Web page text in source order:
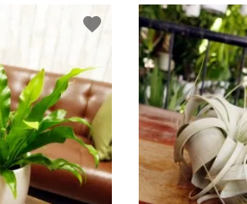
favorite